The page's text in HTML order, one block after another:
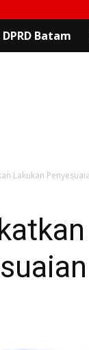
Batam
Lakukan